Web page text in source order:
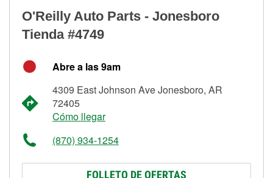
O'Reilly Auto Parts - Jonesboro
Tienda #4749
Abre a las 9am
4309 East Johnson Ave Jonesboro, AR
72405
Cómo llegar
(870) 934-1254
FOLLETO DE OFERTAS